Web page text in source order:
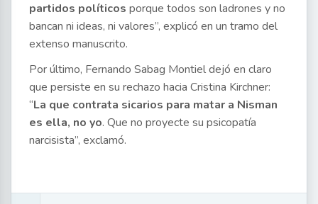
partidos políticos porque todos son ladrones y no
bancan ni ideas, ni valores”, explicó en un tramo del
extenso manuscrito.
Por último, Fernando Sabag Montiel dejó en claro
que persiste en su rechazo hacia Cristina Kirchner:
“La que contrata sicarios para matar a Nisman
es ella, no yo. Que no proyecte su psicopatía
narcisista”, exclamó.